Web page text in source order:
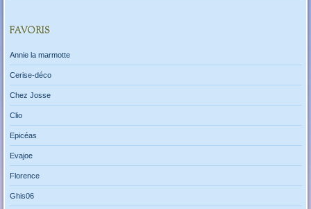
FAVORIS
Annie la marmotte
Cerise-déco
Chez Josse
Clio
Epicéas
Evajoe
Florence
Ghis06